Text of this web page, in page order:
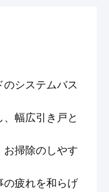
システムバス
幅広引き戸と
お掃除のしやす
の疲れを和らげ